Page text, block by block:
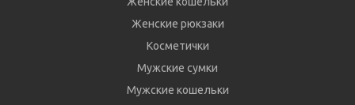
Женские рюкзаки
Косметички
Мужские сумки
Мужские кошельки